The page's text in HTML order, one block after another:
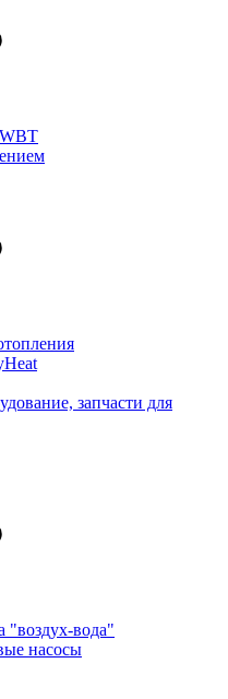
запчасти для
"воздух-вода"
насосы